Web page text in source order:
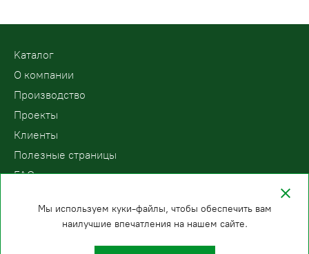
Kаталог
О компании
Производство
Проекты
Клиенты
Полезные страницы
FAQ
8 (800) 200-78-15
Мы используем куки-файлы, чтобы обеспечить вам
наилучшие впечатления на нашем сайте.